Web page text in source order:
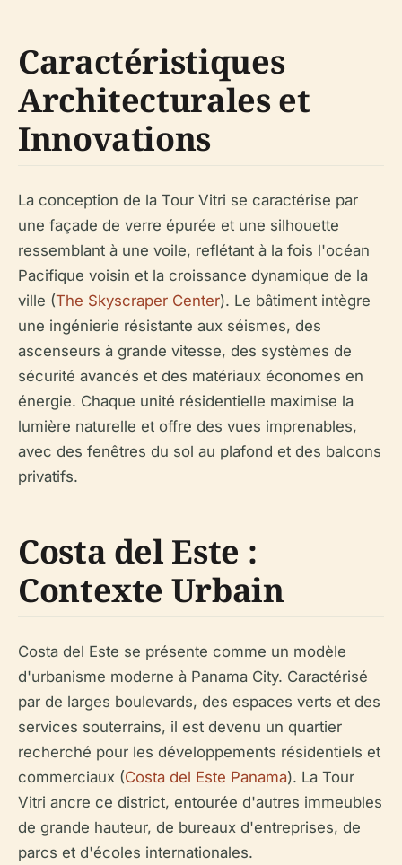
Caractéristiques
Architecturales et
Innovations
La conception de la Tour Vitri se caractérise par
une façade de verre épurée et une silhouette
ressemblant à une voile, reflétant à la fois l'océan
Pacifique voisin et la croissance dynamique de la
ville (The Skyscraper Center). Le bâtiment intègre
une ingénierie résistante aux séismes, des
ascenseurs à grande vitesse, des systèmes de
sécurité avancés et des matériaux économes en
énergie. Chaque unité résidentielle maximise la
lumière naturelle et offre des vues imprenables,
avec des fenêtres du sol au plafond et des balcons
privatifs.
Costa del Este :
Contexte Urbain
Costa del Este se présente comme un modèle
d'urbanisme moderne à Panama City. Caractérisé
par de larges boulevards, des espaces verts et des
services souterrains, il est devenu un quartier
recherché pour les développements résidentiels et
commerciaux (Costa del Este Panama). La Tour
Vitri ancre ce district, entourée d'autres immeubles
de grande hauteur, de bureaux d'entreprises, de
parcs et d'écoles internationales.